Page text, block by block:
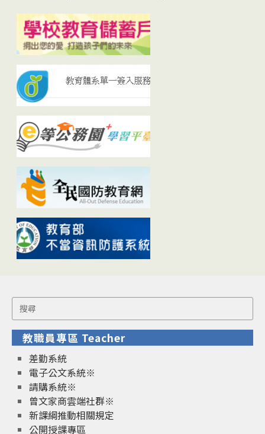
Search
for:
教職員專區 Teacher
差勤系統
電子公文系統※
請購系統※
曾文家商雲端社群※
新課綱推動相關規定
公開授課專區